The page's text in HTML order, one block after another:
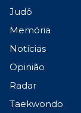
Judô
Memória
Notícias
Opinião
Radar
Taekwondo